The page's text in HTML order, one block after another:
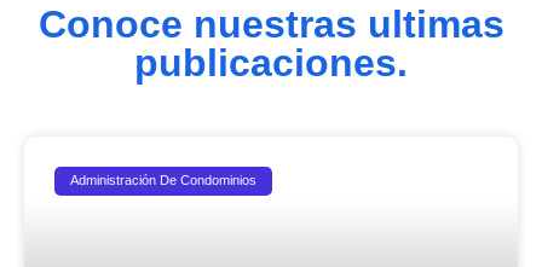
Conoce nuestras ultimas
publicaciones.
Administración De Condominios